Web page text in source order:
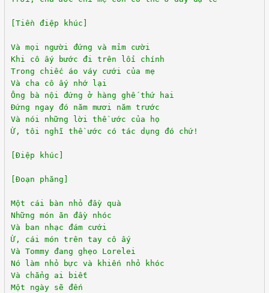
[Tiền điệp khúc]
Và mọi người đứng và mỉm cười
Khi cô ấy bước đi trên lối chính
Trong chiếc áo váy cưới của mẹ
Và cha cô ấy nhớ lại
Ông bà nội đứng ở hàng ghế thứ hai
Đứng ngay đó năm mươi năm trước
Và nói những lời thề ước của họ
Ừ, tôi nghĩ thề ước có tác dụng đó chứ!
[Điệp khúc]
[Đoạn phăng]
Một cái bàn nhỏ đầy quà
Những món ăn đầy nhóc
Và ban nhạc đám cưới
Ừ, cái món trên tay cô ấy
Và Tommy đang ghẹo Lorelei
Nó làm nhỏ bực và khiến nhỏ khóc
Và chẳng ai biết
Một ngày sẽ đến